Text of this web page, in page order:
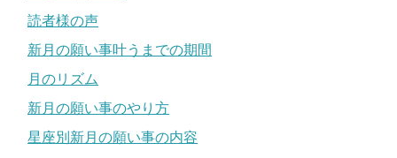
読者様の声
新月の願い事叶うまでの期間
月のリズム
新月の願い事のやり方
星座別新月の願い事の内容